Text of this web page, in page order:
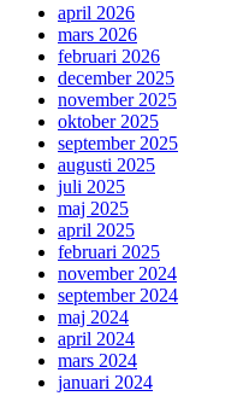
april 2026
mars 2026
februari 2026
december 2025
november 2025
oktober 2025
september 2025
augusti 2025
juli 2025
maj 2025
april 2025
februari 2025
november 2024
september 2024
maj 2024
april 2024
mars 2024
januari 2024